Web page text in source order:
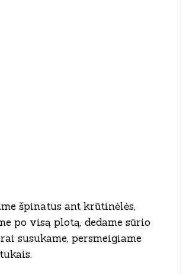
špinatus ant krūtinėlės,
po visą plotą, dedame sūrio
susukame, persmeigiame